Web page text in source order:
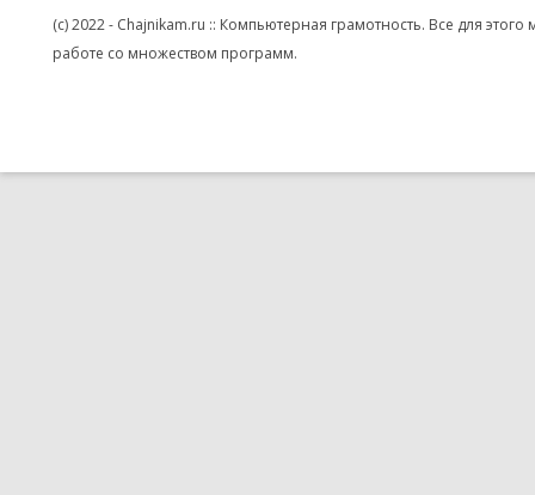
(c) 2022 - Chajnikam.ru :: Компьютерная грамотность. Все для
работе со множеством программ.